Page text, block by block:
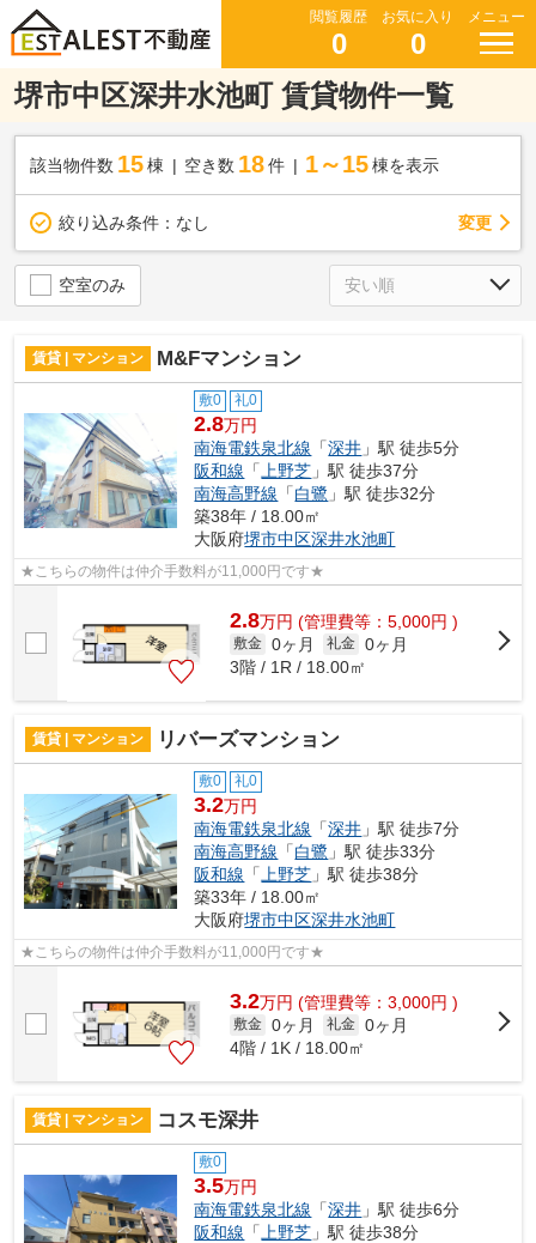
閲覧履歴
0
お気に入り
0
メニュー
堺市中区深井水池町 賃貸物件一覧
該当物件数 15棟 空き数 18 件 1～15 棟を表示
絞り込み条件： なし 変更
空室のみ
賃貸 | マンション M&Fマンション
敷0 礼0
2.8万円
南海電鉄泉北線 「深井 」駅 徒歩5分
阪和線 「上野芝 」駅 徒歩37分
南海高野線 「白鷺 」駅 徒歩32分
築38年 / 18.00㎡
大阪府堺市中区深井水池町
★こちらの物件は仲介手数料が11,000円です★
2.8万円 (管理費等：5,000円 )
敷金 0ヶ月 礼金 0ヶ月
3階 / 1R / 18.00㎡
賃貸 | マンション リバーズマンション
敷0 礼0
3.2万円
南海電鉄泉北線 「深井 」駅 徒歩7分
南海高野線 「白鷺 」駅 徒歩33分
阪和線 「 上野芝 」駅 徒歩38分
築33年 / 18.00㎡
大阪府堺市中区深井水池町
★こちらの物件は仲介手数料が11,000円です★
3.2万円 (管理費等：3,000円 )
敷金 0ヶ月 礼金 0ヶ月
4階 / 1K / 18.00㎡
賃貸 | マンション コスモ深井
敷0
3.5万円
南海電鉄泉北線 「深井 」駅 徒歩6分
阪和線 「 上野芝 」駅 徒歩38分